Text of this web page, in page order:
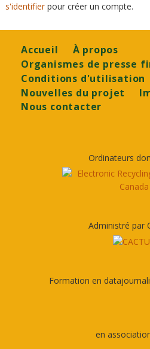
s'identifierpour créer un compte.
Footer
Accueil
À propos
Organismes de presse
Conditions d'utilisation
Nouvelles du projet
Nous contacter
Ordinateurs
Administré par
Formation en
en